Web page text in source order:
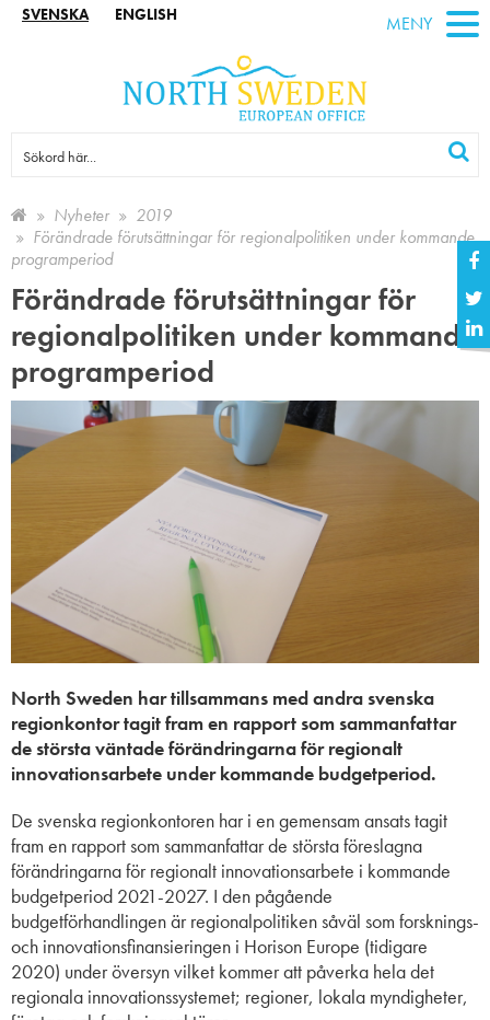
SVENSKA ENGLISH MENY
Nyheter
2019
Förändrade förutsättningar för regionalpolitiken under kommande
programperiod
Förändrade förutsättningar för
regionalpolitiken under kommande
programperiod
North Sweden har tillsammans med andra svenska
regionkontor tagit fram en rapport som sammanfattar
de största väntade förändringarna för regionalt
innovationsarbete under kommande budgetperiod.
De svenska regionkontoren har i en gemensam ansats tagit
fram en rapport som sammanfattar de största föreslagna
förändringarna för regionalt innovationsarbete i kommande
budgetperiod 2021-2027. I den pågående
budgetförhandlingen är regionalpolitiken såväl som forsknings-
och innovationsfinansieringen i Horison Europe (tidigare
2020) under översyn vilket kommer att påverka hela det
regionala innovationssystemet; regioner, lokala myndigheter,